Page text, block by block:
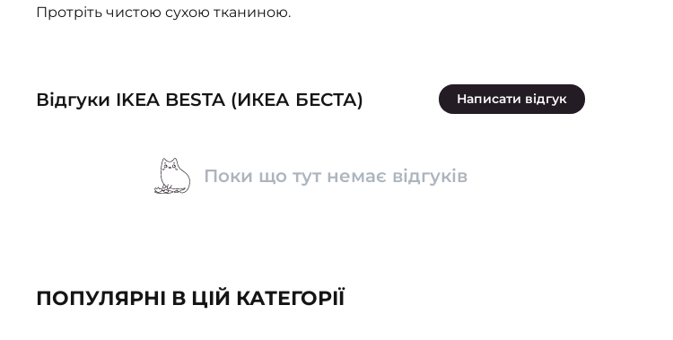
Протріть чистою сухою тканиною.
Відгуки IKEA BESTA (ИКЕА БЕСТА) Написати відгук
Поки що тут немає відгуків
ПОПУЛЯРНІ В ЦІЙ КАТЕГОРІЇ